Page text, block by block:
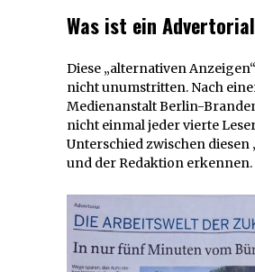
Was ist ein
Diese „alternativen
nicht unumstritten. Nach
Medienanstalt Berlin-
nicht einmal jeder vierte
Unterschied zwischen diesen
und der Redaktion erkennen.